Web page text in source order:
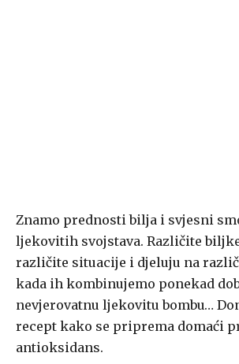
Znamo prednosti bilja i svjesni
ljekovitih svojstava. Različite
različite situacije i djeluju na
kada ih kombinujemo ponekad
nevjerovatnu ljekovitu bombu…
recept kako se priprema domaći
antioksidans.